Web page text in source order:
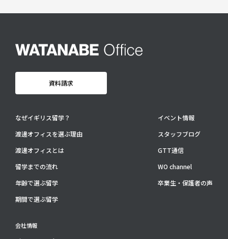
アクセス
プライバシーポリシー
採用情報
お問い合わせ： (平日9:30-17:30)
Please contact
for English information.
資料請求
なぜイギリス留学？
渡邊オフィスを選ぶ理由
渡邊オフィスとは
留学までの流れ
年齢で選ぶ留学
期間で選ぶ留学
イベント情報
スタッフブログ
GTT通信
WO channel
卒業生・保護者の声
会社情報